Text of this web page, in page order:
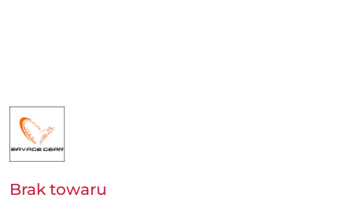
NAZWA
PRODUCENTA:
SAVAGE
GEAR
-
A/S
Brak towaru